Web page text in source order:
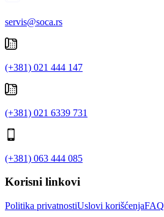
servis@soca.rs
(+381) 021 444 147
(+381) 021 6339 731
(+381) 063 444 085
Korisni linkovi
Politika privatnostiUslovi korišćenjaFAQ